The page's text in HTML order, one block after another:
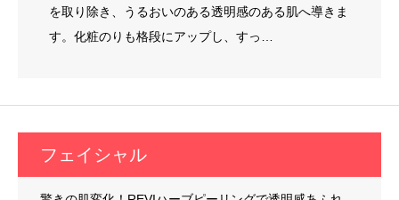
を取り除き、うるおいのある透明感のある肌へ導きま
す。化粧のりも格段にアップし、すっ…
フェイシャル